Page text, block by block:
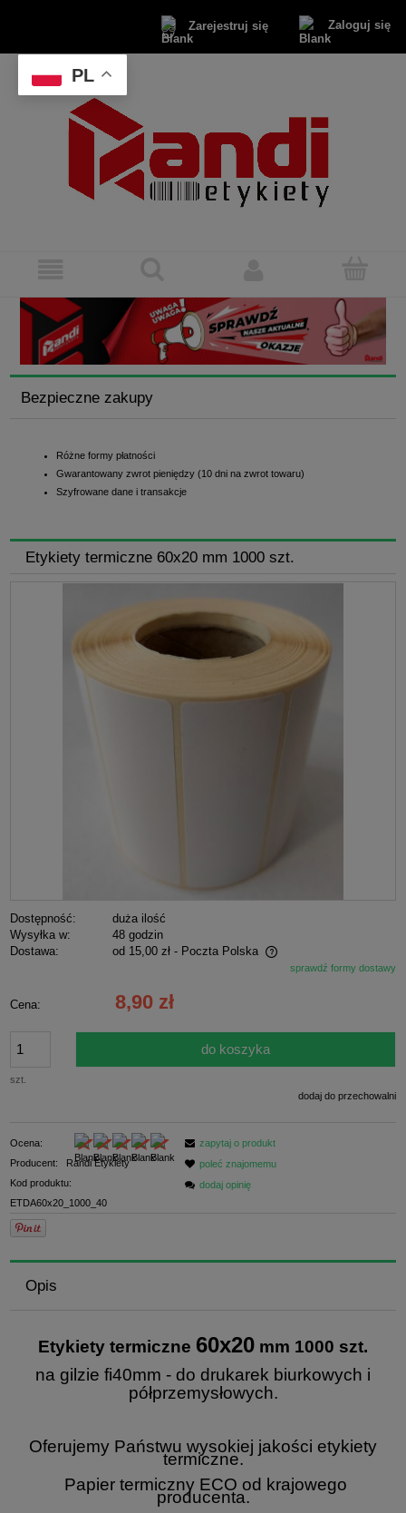
Zarejestruj się Zaloguj się
Bezpieczne zakupy
Różne formy płatności
Gwarantowany zwrot pieniędzy (10 dni na zwrot towaru)
Szyfrowane dane i transakcje
Etykiety termiczne 60x20 mm 1000 szt.
Dostępność:
duża ilość
Wysyłka w:
48 godzin
Dostawa:
od 15,00 zł - Poczta Polska
Cena nie zawiera ewentualnych kosztów płatnościsprawdź formy dostawy
Cena: 8,90 zł
szt.
do koszyka
dodaj do przechowalni
Ocena:
Producent:
Randi Etykiety
Kod produktu:
ETDA60x20_1000_40
zapytaj o produkt
poleć znajomemu
dodaj opinię
Opis
Etykiety termiczne 60x20 mm 1000 szt.
na gilzie fi40mm - do drukarek biurkowych i
półprzemysłowych.
Oferujemy Państwu wysokiej jakości etykiety
termiczne.
Papier termiczny ECO od krajowego
producenta.
PL